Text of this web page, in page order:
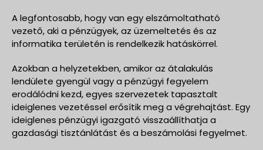
A legfontosabb, hogy van egy elszámoltatható
vezető, aki a pénzügyek, az üzemeltetés és az
informatika területén is rendelkezik hatáskörrel.
Azokban a helyzetekben, amikor az átalakulás
lendülete gyengül vagy a pénzügyi fegyelem
erodálódni kezd, egyes szervezetek tapasztalt
ideiglenes vezetéssel erősítik meg a végrehajtást. Egy
ideiglenes pénzügyi igazgató visszaállíthatja a
gazdasági tisztánlátást és a beszámolási fegyelmet.